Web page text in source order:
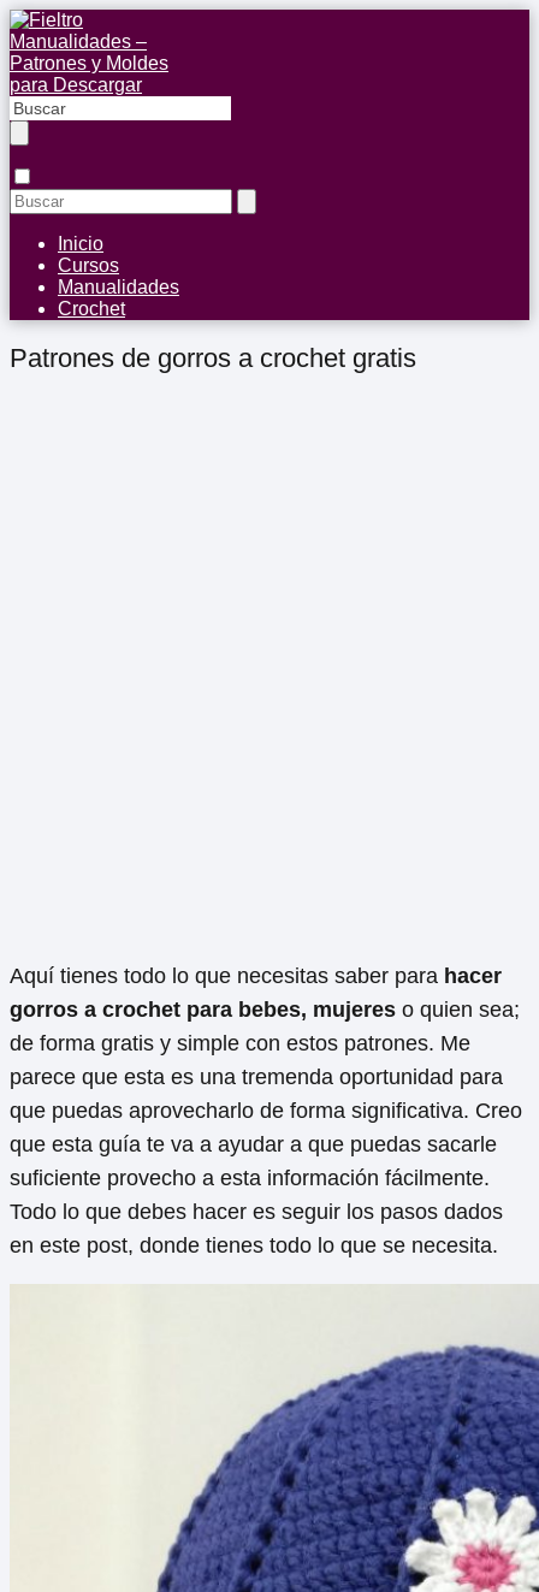
Inicio
Cursos
Manualidades
Crochet
Patrones de gorros a crochet gratis
Aquí tienes todo lo que necesitas saber para hacer
gorros a crochet para bebes, mujeres o quien sea;
de forma gratis y simple con estos patrones. Me
parece que esta es una tremenda oportunidad para
que puedas aprovecharlo de forma significativa. Creo
que esta guía te va a ayudar a que puedas sacarle
suficiente provecho a esta información fácilmente.
Todo lo que debes hacer es seguir los pasos dados
en este post, donde tienes todo lo que se necesita.